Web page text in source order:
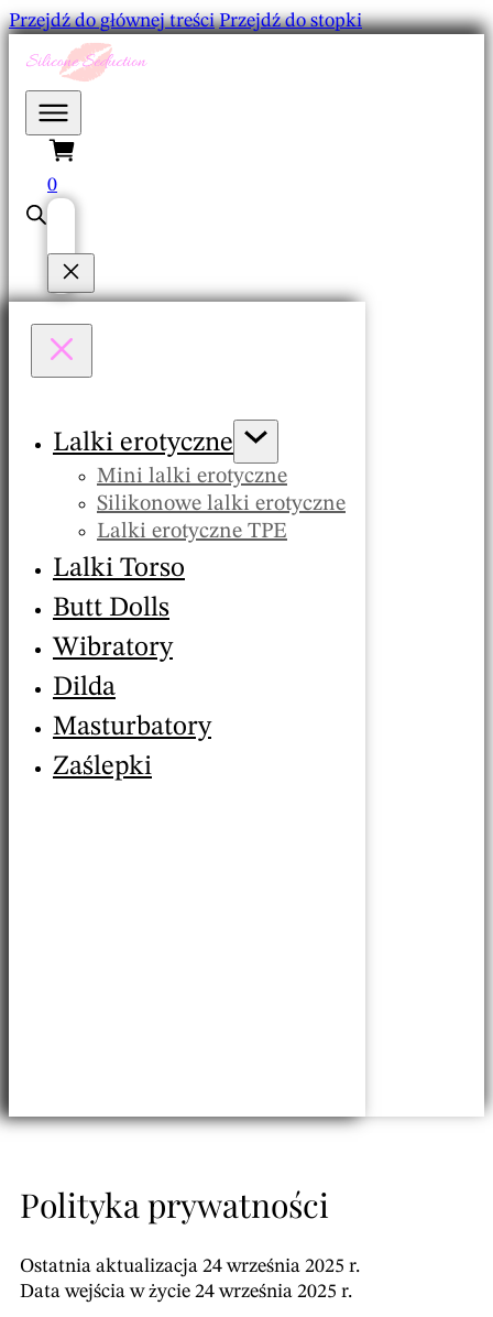
Przejdź do głównej treści Przejdź do stopki
0
Lalki erotyczne
Mini lalki erotyczne
Silikonowe lalki erotyczne
Lalki erotyczne TPE
Lalki Torso
Butt Dolls
Wibratory
Dilda
Masturbatory
Zaślepki
Logowanie
Polityka prywatności
Ostatnia aktualizacja 24 września 2025 r.
Data wejścia w życie 24 września 2025 r.